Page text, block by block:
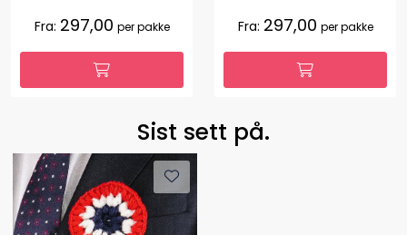
Fra: 297,00 per pakke Fra: 297,00 per pakke
Sist sett på.